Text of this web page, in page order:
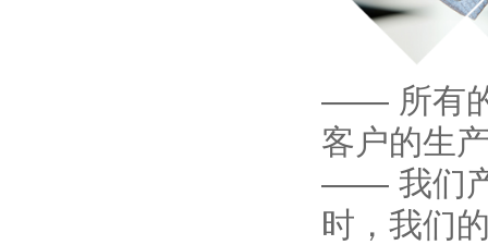
—— 所有的
客户的生
—— 我们产
时，我们